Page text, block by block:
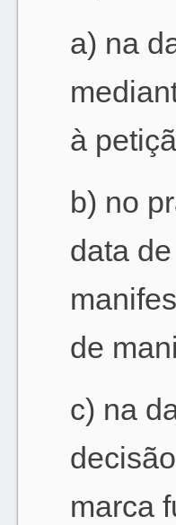
a) na
à
b) no
data
de
c) na
marca